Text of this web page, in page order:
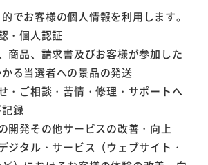
でお客様の個人情報を利用します。
・個人認証
商品、請求書及びお客様が参加した
る当選者への景品の発送
・ご相談・苦情・修理・サポートへ
録
開発その他サービスの改善・向上
ジタル・サービス（ウェブサイト・